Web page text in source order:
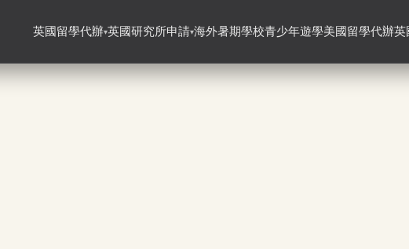
英國留學代辦▾英國研究所申請▾海外暑期學校青少年遊學美國留學代辦英